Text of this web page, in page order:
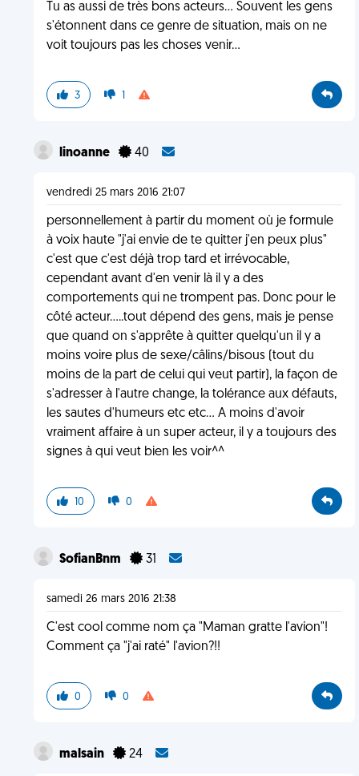
Tu as aussi de très bons acteurs... Souvent les gens
s'étonnent dans ce genre de situation, mais on ne
voit toujours pas les choses venir...
3 1
linoanne 40
vendredi 25 mars 2016 21:07
personnellement à partir du moment où je formule
à voix haute "j'ai envie de te quitter j'en peux plus"
c'est que c'est déjà trop tard et irrévocable,
cependant avant d'en venir là il y a des
comportements qui ne trompent pas. Donc pour le
côté acteur.....tout dépend des gens, mais je pense
que quand on s'apprête à quitter quelqu'un il y a
moins voire plus de sexe/câlins/bisous (tout du
moins de la part de celui qui veut partir), la façon de
s'adresser à l'autre change, la tolérance aux défauts,
les sautes d'humeurs etc etc... A moins d'avoir
vraiment affaire à un super acteur, il y a toujours des
signes à qui veut bien les voir^^
10 0
SofianBnm 31
samedi 26 mars 2016 21:38
C'est cool comme nom ça "Maman gratte l'avion"!
Comment ça "j'ai raté" l'avion?!!
0 0
malsain 24